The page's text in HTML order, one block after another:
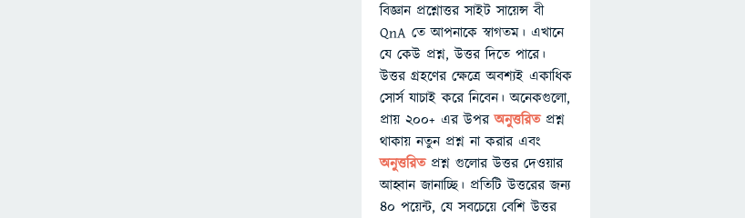
বিজ্ঞান প্রশ্নোত্তর সাইট সায়েন্স বী
QnA তে আপনাকে স্বাগতম। এখানে
যে কেউ প্রশ্ন, উত্তর দিতে পারে।
উত্তর গ্রহণের ক্ষেত্রে অবশ্যই একাধিক
সোর্স যাচাই করে নিবেন। অনেকগুলো,
প্রায় ২০০+ এর উপরঅনুত্তরিতপ্রশ্ন
থাকায় নতুন প্রশ্ন না করার এবং
অনুত্তরিত প্রশ্ন গুলোর উত্তর দেওয়ার
আহ্বান জানাচ্ছি। প্রতিটি উত্তরের জন্য
৪০ পয়েন্ট, যে সবচেয়ে বেশি উত্তর